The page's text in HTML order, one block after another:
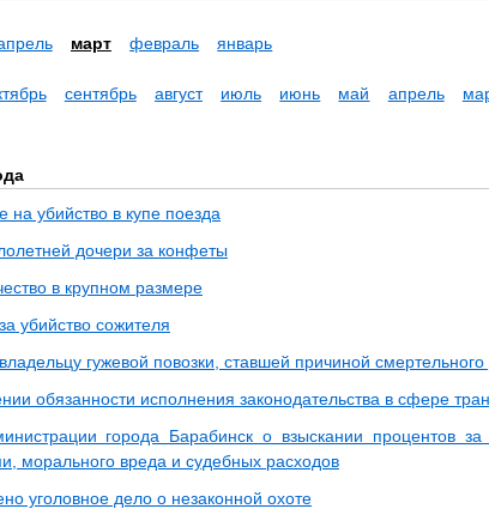
март февраль
январь
сентябрь август июль июнь май апрель
на убийство в купе поезда
дочери за конфеты
в крупном размере
убийство сожителя
гужевой повозки, ставшей причиной
обязанности исполнения законодательства в сфере
города Барабинск о взыскании процентов
морального вреда и судебных расходов
уголовное дело о незаконной охоте